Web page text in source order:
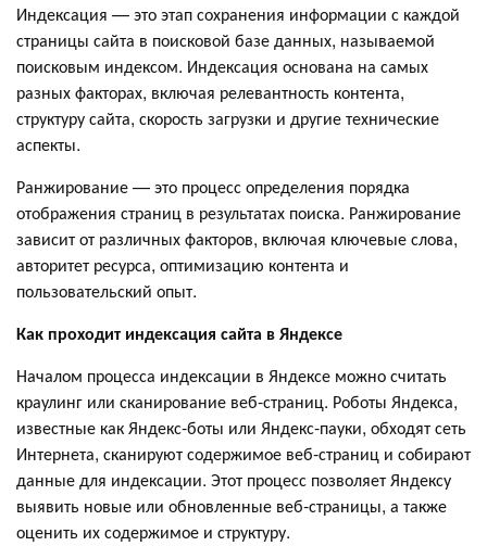
Индексация — это этап сохранения информации с каждой
страницы сайта в поисковой базе данных, называемой
поисковым индексом. Индексация основана на самых
разных факторах, включая релевантность контента,
структуру сайта, скорость загрузки и другие технические
аспекты.
Ранжирование — это процесс определения порядка
отображения страниц в результатах поиска. Ранжирование
зависит от различных факторов, включая ключевые слова,
авторитет ресурса, оптимизацию контента и
пользовательский опыт.
Как проходит индексация сайта в Яндексе
Началом процесса индексации в Яндексе можно считать
краулинг или сканирование веб-страниц. Роботы Яндекса,
известные как Яндекс-боты или Яндекс-пауки, обходят сеть
Интернета, сканируют содержимое веб-страниц и собирают
данные для индексации. Этот процесс позволяет Яндексу
выявить новые или обновленные веб-страницы, а также
оценить их содержимое и структуру.